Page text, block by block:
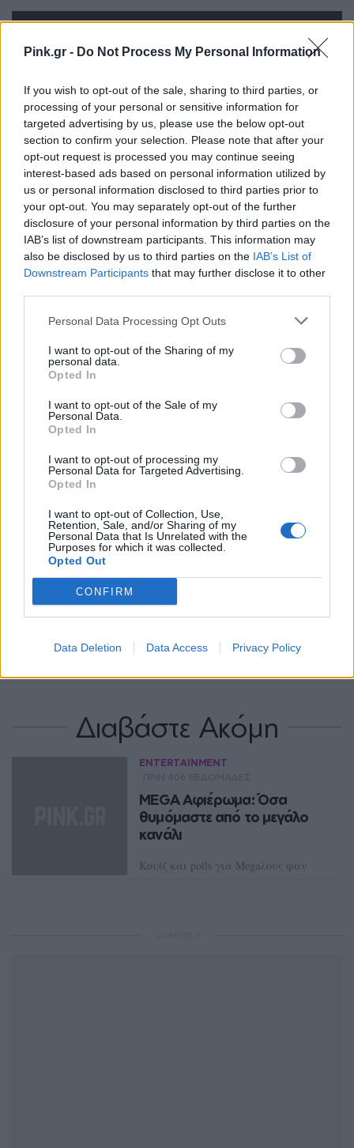
Pink.gr - Do Not Process My Personal Information
If you wish to opt-out of the sale, sharing to third parties, or
processing of your personal or sensitive information for
targeted advertising by us, please use the below opt-out
section to confirm your selection. Please note that after your
opt-out request is processed you may continue seeing
interest-based ads based on personal information utilized by
us or personal information disclosed to third parties prior to
your opt-out. You may separately opt-out of the further
disclosure of your personal information by third parties on the
IAB’s list of downstream participants. This information may
also be disclosed by us to third parties on the IAB’s List of
Downstream Participants that may further disclose it to other
Personal Data Processing Opt Outs
I want to opt-out of the Sharing of my
personal data.
Opted In
I want to opt-out of the Sale of my
Personal Data.
Opted In
I want to opt-out of processing my
Personal Data for Targeted Advertising.
Opted In
I want to opt-out of Collection, Use,
Retention, Sale, and/or Sharing of my
Personal Data that Is Unrelated with the
Purposes for which it was collected.
Opted Out
CONFIRM
Data Deletion Data Access Privacy Policy
ΔΙΑΦΗΜΙΣΗ
Ακολουθήστε το Pink.gr στο
μάθετε πρώτοιτα πιο hot νέα.
Ακολουθήστε το Pink.gr και στοInstagram
Διαβάστε Ακόμη
ENTERTAINMENT
MEGA Αφιέρωμα: Όσα
θυμόμαστε από το μεγάλο
κανάλι
Κουίζ και polls για Megaλους φαν